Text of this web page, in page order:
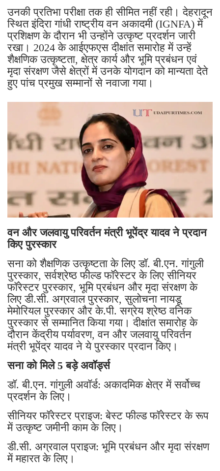
उनकी प्रतिभा परीक्षा तक ही सीमित नहीं रही। देहरादून
स्थित इंदिरा गांधी राष्ट्रीय वन अकादमी (IGNFA) में
प्रशिक्षण के दौरान भी उन्होंने उत्कृष्ट प्रदर्शन जारी
रखा। 2024 के आईएफएस दीक्षांत समारोह में उन्हें
शैक्षणिक उत्कृष्टता, क्षेत्र कार्य और भूमि प्रबंधन एवं
मृदा संरक्षण जैसे क्षेत्रों में उनके योगदान को मान्यता देते
हुए पांच प्रमुख सम्मानों से नवाजा गया।
वन और जलवायु परिवर्तन मंत्री भूपेंद्र यादव ने प्रदान
किए पुरस्कार
सना को शैक्षणिक उत्कृष्टता के लिए डॉ. बी.एन. गांगुली
पुरस्कार, सर्वश्रेष्ठ फील्ड फॉरेस्टर के लिए सीनियर
फॉरेस्टर पुरस्कार, भूमि प्रबंधन और मृदा संरक्षण के
लिए डी.सी. अग्रवाल पुरस्कार, सुलोचना नायडू
मेमोरियल पुरस्कार और के.पी. सग्रेय श्रेष्ठ वनिक
पुरस्कार से सम्मानित किया गया। दीक्षांत समारोह के
दौरान केंद्रीय पर्यावरण, वन और जलवायु परिवर्तन
मंत्री भूपेंद्र यादव ने ये पुरस्कार प्रदान किए।
सना को मिले 5 बड़े अवॉर्ड्स
डॉ. बी.एन. गांगुली अवॉर्ड: अकादमिक क्षेत्र में सर्वोच्च
प्रदर्शन के लिए।
सीनियर फॉरेस्टर प्राइज: बेस्ट फील्ड फॉरेस्टर के रूप
में उत्कृष्ट जमीनी काम के लिए।
डी.सी. अग्रवाल प्राइज: भूमि प्रबंधन और मृदा संरक्षण
में महारत के लिए।